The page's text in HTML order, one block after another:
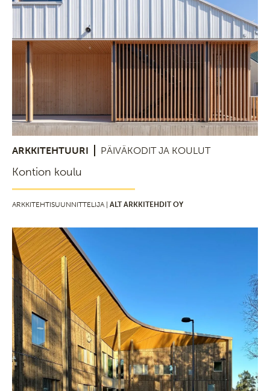
ARKKITEHTUURI PÄIVÄKODIT JA KOULUT
Kontion koulu
ARKKITEHTISUUNNITTELIJA | ALT ARKKITEHDIT OY